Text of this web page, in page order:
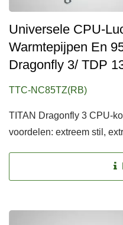
Universele CPU-
Warmtepijpen En
Dragonfly 3/ TDP
TTC-NC85TZ(RB)
TITAN Dragonfly 3 CPU-
voordelen: extreem stil,